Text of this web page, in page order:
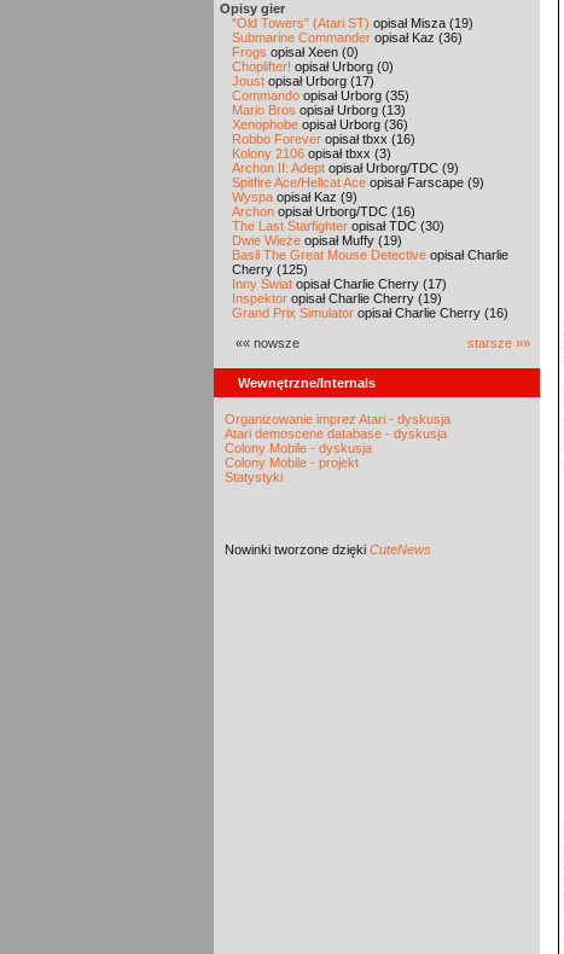
Opisy gier
"Old Towers" (Atari ST) opisał Misza (19)
Submarine Commander opisał Kaz (36)
Frogs opisał Xeen (0)
Choplifter! opisał Urborg (0)
Joust opisał Urborg (17)
Commando opisał Urborg (35)
Mario Bros opisał Urborg (13)
Xenophobe opisał Urborg (36)
Robbo Forever opisał tbxx (16)
Kolony 2106 opisał tbxx (3)
Archon II: Adept opisał Urborg/TDC (9)
Spitfire Ace/Hellcat Ace opisał Farscape (9)
Wyspa opisał Kaz (9)
Archon opisał Urborg/TDC (16)
The Last Starfighter opisał TDC (30)
Dwie Wieże opisał Muffy (19)
Basil The Great Mouse Detective opisał Charlie
Cherry (125)
Inny Świat opisał Charlie Cherry (17)
Inspektor opisał Charlie Cherry (19)
Grand Prix Simulator opisał Charlie Cherry (16)
«« nowsze starsze »»
Wewnętrzne/Internals
Organizowanie imprez Atari - dyskusja
Atari demoscene database - dyskusja
Colony Mobile - dyskusja
Colony Mobile - projekt
Statystyki
Nowinki tworzone dzięki CuteNews